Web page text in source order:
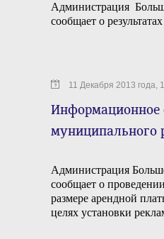
Администрация
сообщает о
11 Декабря 2013 года,
Информационное
муниципального
Администрация
сообщает о
размере арендной
целях установки